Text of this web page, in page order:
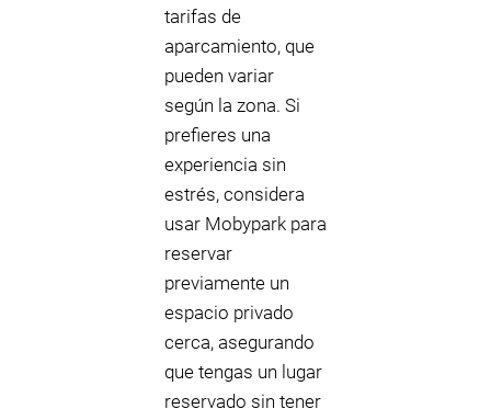
tarifas de
aparcamiento, que
pueden variar
según la zona. Si
prefieres una
experiencia sin
estrés, considera
usar Mobypark para
reservar
previamente un
espacio privado
cerca, asegurando
que tengas un lugar
reservado sin tener